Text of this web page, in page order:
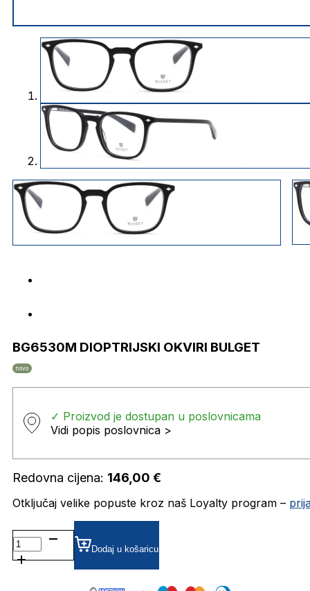
BG6530M DIOPTRIJSKI OKVIRI BULGET
novo
✓ Proizvod je dostupan u poslovnicama
Vidi popis poslovnica >
Redovna cijena: 146,00 €
Otključaj velike popuste kroz naš Loyalty program –
BG6530M DIOPTRIJSKI
OKVIRI
BULGET
Dodaj u košaricu